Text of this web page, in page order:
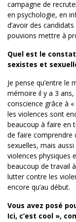
campagne de
en psychologie, en
d’avoir des
pouvions mettre à
Quel est le
sexistes et
Je pense qu’entre
mémoire il y a 3
conscience grâce à
les violences sont
beaucoup à faire en
de faire comprendre
sexuelles, mais
violences physiques
beaucoup de travail
lutter contre les
encore qu’au début.
Vous avez posé
Ici, c’est cool »,